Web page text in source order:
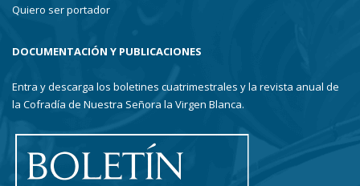
Quiero ser portador
DOCUMENTACIÓN Y PUBLICACIONES
Entra y descarga los boletines cuatrimestrales y la revista anual de
la Cofradía de Nuestra Señora la Virgen Blanca.